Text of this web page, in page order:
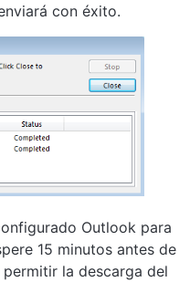
con éxito.
Outlook para
15 minutos antes de
la descarga del